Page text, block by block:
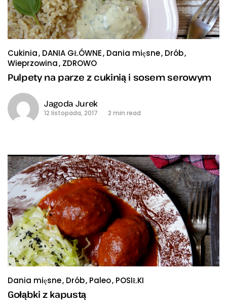
Cukinia DANIA GŁÓWNE Dania mięsne Drób
Wieprzowina ZDROWO
Pulpety na parze z cukinią i sosem serowym
Jagoda Jurek
12 listopada, 2017 2 min read
Dania mięsne Drób Paleo POSIŁKI
Gołąbki z kapustą